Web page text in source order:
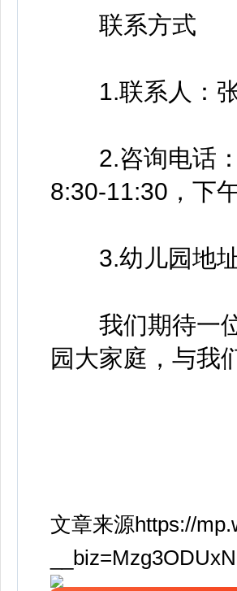
联系方式
1.联系人：
2.咨询电话：
8:30-11:30，下
3.幼儿园地址
我们期待一位
园大家庭，与我
文章来源https://